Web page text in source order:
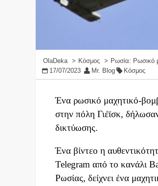
OlaDeka Κόσμος
Ρωσία: Ρωσικό
17/07/2023
Mr. Blog Κόσμος
Ένα ρωσικό μαχητικό-
στην πόλη Γιέϊσκ,
δικτύωσης.
Ένα βίντεο η
Telegram από το κανάλι
Ρωσίας, δείχνει ένα